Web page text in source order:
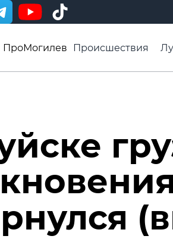
ПроМогилев Происшествия
Видео ВБ